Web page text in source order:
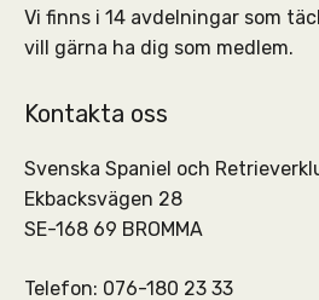
Vi finns i 14 avdelningar som
vill gärna ha dig som medlem.
Kontakta oss
Svenska Spaniel och
Ekbacksvägen 28
SE-168 69 BROMMA
Telefon: 076-180 23 33